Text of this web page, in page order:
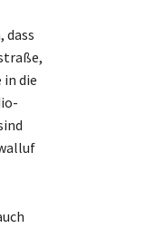
dass
die